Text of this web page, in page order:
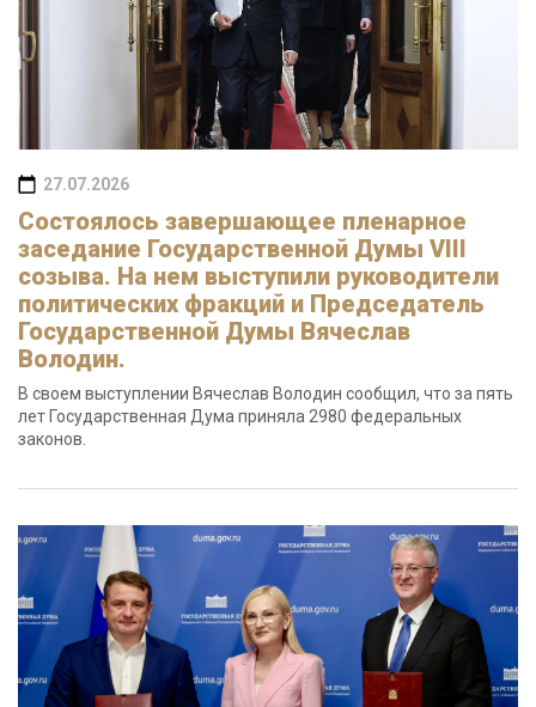
27.07.2026
Состоялось завершающее пленарное
заседание Государственной Думы VIII
созыва. На нем выступили руководители
политических фракций и Председатель
Государственной Думы Вячеслав
Володин.
В своем выступлении Вячеслав Володин сообщил, что за пять
лет Государственная Дума приняла 2980 федеральных
законов.